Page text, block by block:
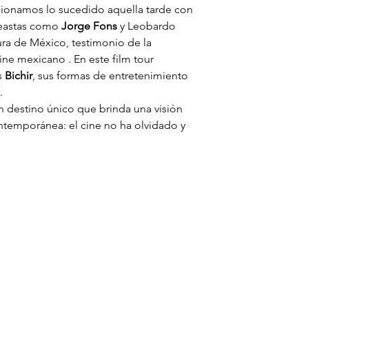
lo sucedido aquella tarde con
como Jorge Fons y Leobardo
de México, testimonio de la
mexicano . En este film tour
Bichir, sus formas de entretenimiento
destino único que brinda una visión
el cine no ha olvidado y